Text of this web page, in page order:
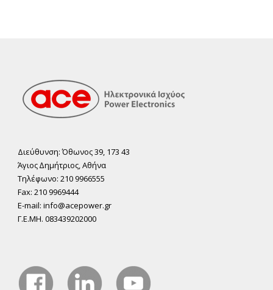
Διεύθυνση: Όθωνος 39, 173 43
Άγιος ∆ηµήτριος, Αθήνα
Τηλέφωνο: 210 9966555
Fax: 210 9969444
E-mail: info@acepower.gr
Γ.Ε.ΜΗ. 083439202000